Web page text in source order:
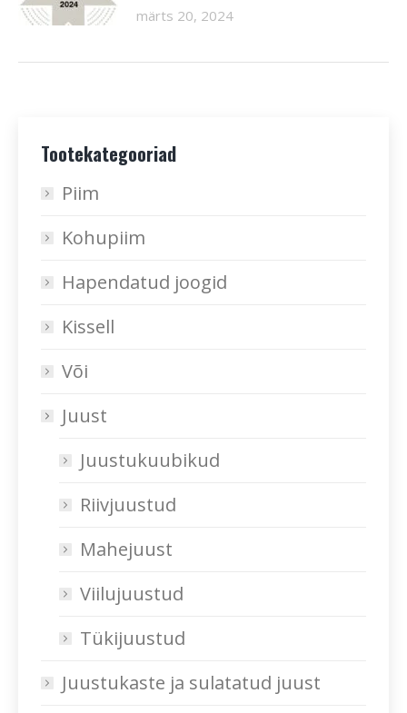
märts 20, 2024
Tootekategooriad
Piim
Kohupiim
Hapendatud joogid
Kissell
Või
Juust
Juustukuubikud
Riivjuustud
Mahejuust
Viilujuustud
Tükijuustud
Juustukaste ja sulatatud juust